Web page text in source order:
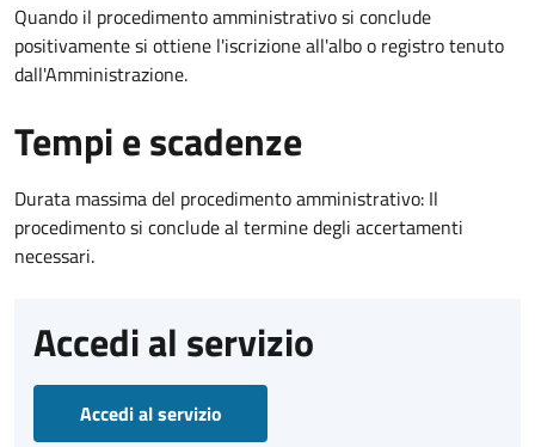
Quando il procedimento amministrativo si conclude
positivamente si ottiene l'iscrizione all'albo o registro tenuto
dall'Amministrazione.
Tempi e scadenze
Durata massima del procedimento amministrativo: Il
procedimento si conclude al termine degli accertamenti
necessari.
Accedi al servizio
Accedi al servizio